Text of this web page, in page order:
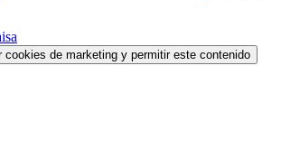
cookies de marketing y permitir este contenido